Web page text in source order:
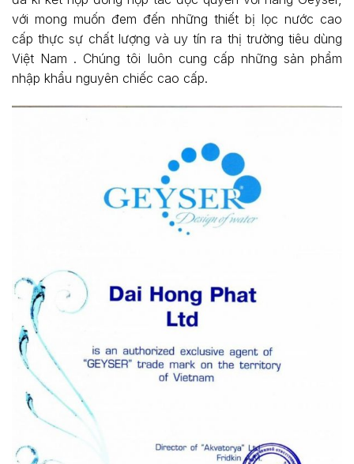
với mong muốn đem đến những thiết bị lọc nước cao
cấp thực sự chất lượng và uy tín ra thị trường tiêu dùng
Việt Nam . Chúng tôi luôn cung cấp những sản phẩm
nhập khẩu nguyên chiếc cao cấp.